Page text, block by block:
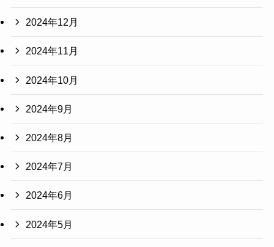
2024年12月
2024年11月
2024年10月
2024年9月
2024年8月
2024年7月
2024年6月
2024年5月